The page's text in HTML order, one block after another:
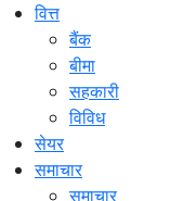
वित्त
बैंक
बीमा
सहकारी
विविध
सेयर
समाचार
समाचार